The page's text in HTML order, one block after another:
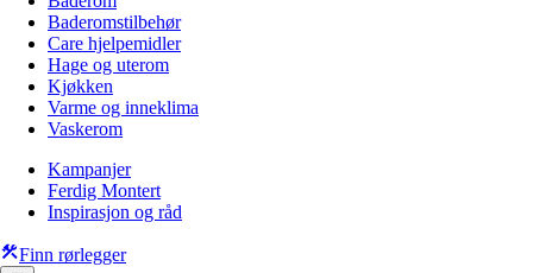
Baderomstilbehør
Care hjelpemidler
Hage og uterom
Kjøkken
Varme og inneklima
Vaskerom
Kampanjer
Ferdig Montert
Inspirasjon og råd
Finn rørlegger